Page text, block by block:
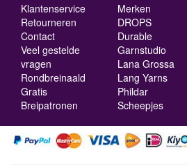
Klantenservice
Retourneren
Contact
Veel gestelde
vragen
Rondbreinaald
Gratis
Breipatronen
Merken
DROPS
Durable
Garnstudio
Lana Grossa
Lang Yarns
Phildar
Scheepjes